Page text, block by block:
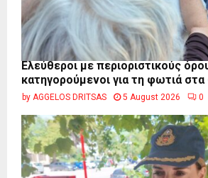
Ελεύθεροι με περιοριστικούς
κατηγορούμενοι για τη φωτιά στα
by AGGELOS DRITSAS 5 August 2026 0